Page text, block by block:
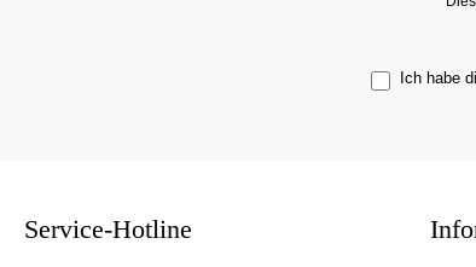
Ich habe
Service-Hotline